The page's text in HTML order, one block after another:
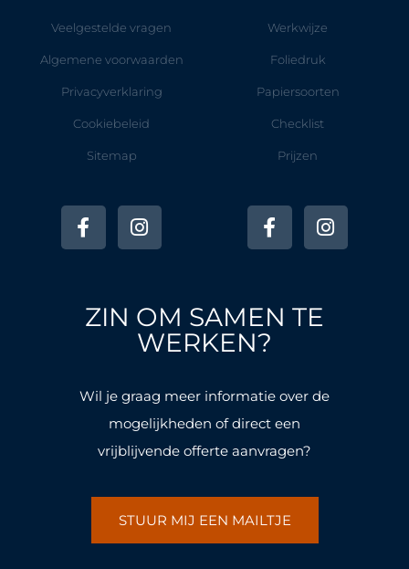
Veelgestelde vragen
Algemene voorwaarden
Privacyverklaring
Cookiebeleid
Sitemap
a
c
e
o
n
s
t
r
a
m
Werkwijze
Foliedruk
Papiersoorten
Checklist
Prijzen
a
c
e
o
k
n
s
t
ZIN OM SAMEN TE
WERKEN?
Wil je graag meer informatie over de
mogelijkheden of direct een
vrijblijvende offerte aanvragen?
STUUR MIJ EEN MAILTJE